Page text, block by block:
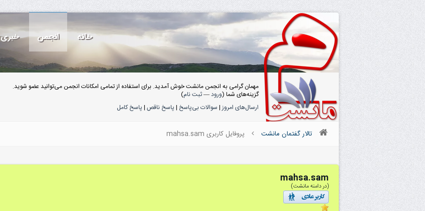
خانه انجمن خبری
مهمان گرامی به انجمن مانشت خوش آمدید. برای استفاده از تمامی امکانات انجمن می‌توانید عضو شوید.
گزینه‌های شما (ورود—ثبت نام)
ارسال‌های امروز| سوالات بی‌پاسخ | پاسخ ناقص | پاسخ کامل
تالار گفتمان مانشت پروفایل کاربری mahsa.sam
mahsa.sam
(در دامنه مانشت)